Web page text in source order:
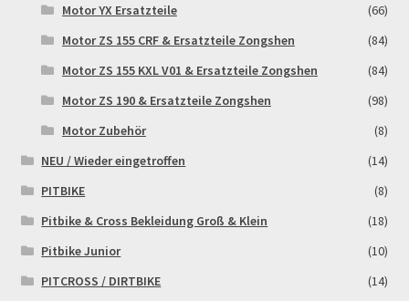
Zahlung & Versand
Motor YX Ersatzteile
(66)
Motor ZS 155 CRF & Ersatzteile Zongshen
(84)
Motor ZS 155 KXL V01 & Ersatzteile Zongshen
(84)
Motor ZS 190 & Ersatzteile Zongshen
(98)
Motor Zubehör
(8)
NEU / Wieder eingetroffen
(14)
PITBIKE
(8)
Pitbike & Cross Bekleidung Groß & Klein
(18)
Pitbike Junior
(10)
PITCROSS / DIRTBIKE
(14)